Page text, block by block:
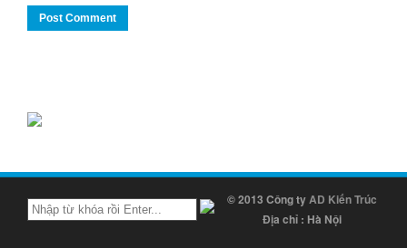
© 2013 Công tyAD Kiến Trúc
Địa chỉ : Hà Nội